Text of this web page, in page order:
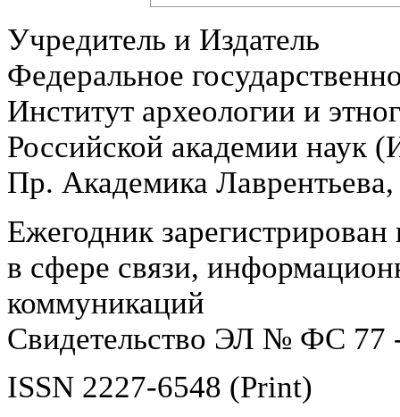
Учредитель и Издатель
Федеральное
Институт археологии и
Российской академии
Пр. Академика
Ежегодник
в сфере связи,
коммуникаций
Свидетельство ЭЛ № ФС 77
ISSN 2227-6548 (Print)